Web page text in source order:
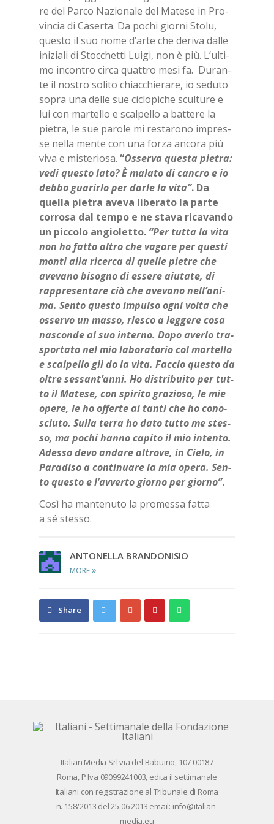
re del Par­co Na­zio­na­le del Ma­te­se in Pro­
vin­cia di Ca­ser­ta. Da po­chi gior­ni Sto­lu,
que­sto il suo nome d’ar­te che de­ri­va dal­le
ini­zia­li di Stoc­chet­ti Lui­gi, non è più. L’ul­ti­
mo in­con­tro cir­ca quat­tro mesi fa. Du­ran­
te il no­stro so­li­to chiac­chie­ra­re, io se­du­to
so­pra una del­le sue ci­clo­pi­che scul­tu­re e
lui con mar­tel­lo e scal­pel­lo a bat­te­re la
pie­tra, le sue pa­ro­le mi re­sta­ro­no im­pres­
se nel­la men­te con una for­za an­co­ra più
viva e mi­ste­rio­sa. “Os­ser­va que­sta pie­tra:
vedi que­sto lato? È ma­la­to di can­cro e io
deb­bo gua­rir­lo per dar­le la vita”. Da
quel­la pie­tra ave­va li­be­ra­to la par­te
cor­ro­sa dal tem­po e ne sta­va ri­ca­van­do
un pic­co­lo an­gio­let­to. “Per tut­ta la vita
non ho fat­to al­tro che va­ga­re per que­sti
mon­ti alla ri­cer­ca di quel­le pie­tre che
ave­va­no bi­so­gno di es­se­re aiu­ta­te, di
rap­pre­sen­ta­re ciò che ave­va­no nel­l’a­ni­
ma. Sen­to que­sto im­pul­so ogni vol­ta che
os­ser­vo un mas­so, rie­sco a leg­ge­re cosa
na­scon­de al suo in­ter­no. Dopo aver­lo tra­
spor­ta­to nel mio la­bo­ra­to­rio col mar­tel­lo
e scal­pel­lo gli do la vita. Fac­cio que­sto da
ol­tre ses­san­t’an­ni. Ho di­stri­bui­to per tut­
to il Ma­te­se, con spi­ri­to gra­zio­so, le mie
ope­re, le ho of­fer­te ai tan­ti che ho co­no­
sciu­to. Sul­la ter­ra ho dato tut­to me stes­
so, ma po­chi han­no ca­pi­to il mio in­ten­to.
Ades­so devo an­da­re al­tro­ve, in Cie­lo, in
Pa­ra­di­so a con­ti­nua­re la mia ope­ra. Sen­
to que­sto e l’av­ver­to gior­no per gior­no”.
Così ha man­te­nu­to la pro­mes­sa fat­ta
a sé stes­so.
AN­TO­NEL­LA BRAN­DO­NI­SIO
MORE »
Share
Share
Ita­lian Me­dia Srl via del Ba­bui­no, 107 00187
Roma, P.Iva 09099241003, edi­ta il set­ti­ma­na­le
Ita­lia­ni con re­gi­stra­zio­ne al Tri­bu­na­le di Roma
n. 158/​2013 del 25.06.2013 email: info@ita­lian­
me­dia.eu